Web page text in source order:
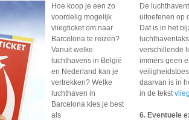
Hoe koop je een zo
voordelig mogelijk
vliegticket om naar
Barcelona te reizen?
Vanuit welke
luchthavens in België
en Nederland kan je
vertrekken? Welke
luchthaven in
Barcelona kies je best
als
De
uitoefenen op
Dat is in het
verschillende
immers geen
daarvan is in
in de tekst
6. Eventuele